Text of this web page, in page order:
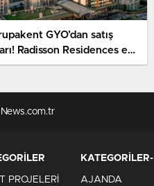
GYO’dan satış
Radisson Residences el
PROJELERİ
KATEGORİLER-
AJANDA